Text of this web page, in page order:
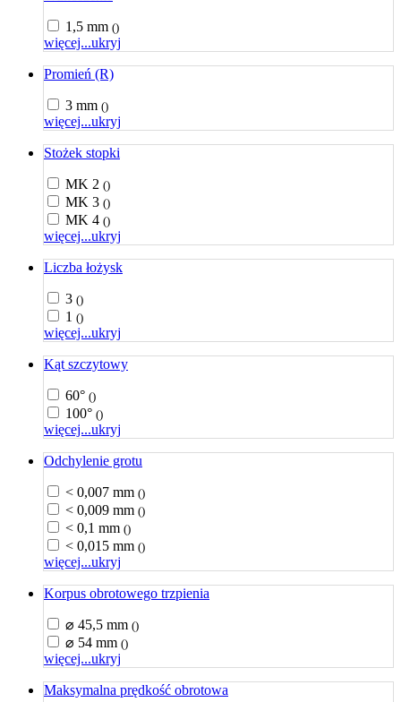
1,5 mm ()
więcej...ukryj
Promień (R)
3 mm ()
więcej...ukryj
Stożek stopki
MK 2 ()
MK 3 ()
MK 4 ()
więcej...ukryj
Liczba łożysk
3 ()
1 ()
więcej...ukryj
Kąt szczytowy
60° ()
100° ()
więcej...ukryj
Odchylenie grotu
< 0,007 mm ()
< 0,009 mm ()
< 0,1 mm ()
< 0,015 mm ()
więcej...ukryj
Korpus obrotowego trzpienia
⌀ 45,5 mm ()
⌀ 54 mm ()
więcej...ukryj
Maksymalna prędkość obrotowa